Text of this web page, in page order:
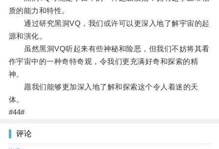
质的能力和特性。
通过研究黑洞VQ，我们或许可以更深入地了解宇宙的起
源和演化。
虽然黑洞VQ听起来有些神秘和险恶，但我们不妨将其看
作宇宙中的一种奇特奇观，令我们更充满好奇和探索的精
神。
愿我们能够更加深入地了解和探索这个令人着迷的天
体。
#44#
评论